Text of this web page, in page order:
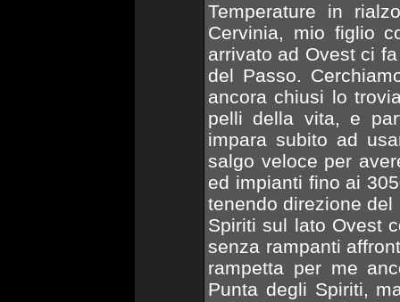
Temperature in
Cervinia, mio figlio
arrivato ad Ovest ci
del Passo.
ancora chiusi lo
pelli della vita, e
impara subito ad
salgo veloce per
ed impianti fino ai
tenendo direzione
Spiriti sul lato Ovest
senza rampanti
rampetta per me
Punta degli Spiriti,